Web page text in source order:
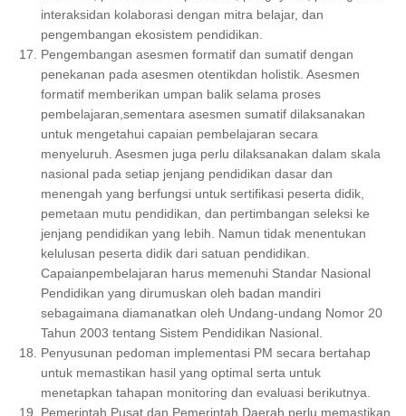
interaksidan kolaborasi dengan mitra belajar, dan
pengembangan ekosistem pendidikan.
Pengembangan asesmen formatif dan sumatif dengan
penekanan pada asesmen otentikdan holistik. Asesmen
formatif memberikan umpan balik selama proses
pembelajaran,sementara asesmen sumatif dilaksanakan
untuk mengetahui capaian pembelajaran secara
menyeluruh. Asesmen juga perlu dilaksanakan dalam skala
nasional pada setiap jenjang pendidikan dasar dan
menengah yang berfungsi untuk sertifikasi peserta didik,
pemetaan mutu pendidikan, dan pertimbangan seleksi ke
jenjang pendidikan yang lebih. Namun tidak menentukan
kelulusan peserta didik dari satuan pendidikan.
Capaianpembelajaran harus memenuhi Standar Nasional
Pendidikan yang dirumuskan oleh badan mandiri
sebagaimana diamanatkan oleh Undang-undang Nomor 20
Tahun 2003 tentang Sistem Pendidikan Nasional.
Penyusunan pedoman implementasi PM secara bertahap
untuk memastikan hasil yang optimal serta untuk
menetapkan tahapan monitoring dan evaluasi berikutnya.
Pemerintah Pusat dan Pemerintah Daerah perlu memastikan